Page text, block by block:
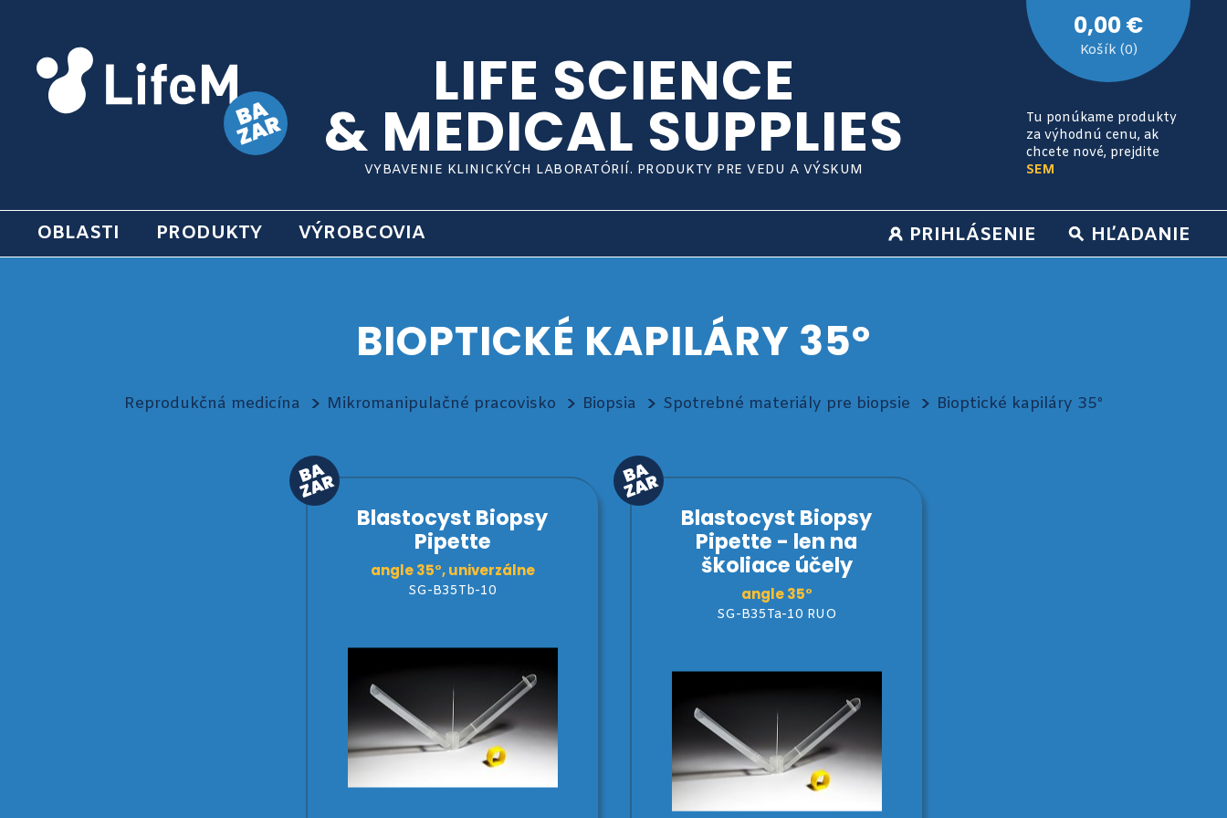
LIFE SCIENCE
& MEDICAL SUPPLIES
VYBAVENIE KLINICKÝCH LABORATÓRIÍ. PRODUKTY PRE VEDU A VÝSKUM
0,00 €
Košík (0)
Tu ponúkame produkty
za výhodnú cenu, ak
chcete nové, prejdite
SEM
OBLASTI PRODUKTY VÝROBCOVIA HĽADANIE
PRIHLÁSENIE
BIOPTICKÉ KAPILÁRY 35º
Reprodukčná medicína Mikromanipulačné pracovisko Biopsia Spotrebné materiály pre biopsie Bioptické kapiláry 35º
Blastocyst Biopsy
Pipette
angle 35°, univerzálne
SG-B35Tb-10
Blastocyst Biopsy
Pipette - len na
školiace účely
angle 35°
SG-B35Ta-10 RUO